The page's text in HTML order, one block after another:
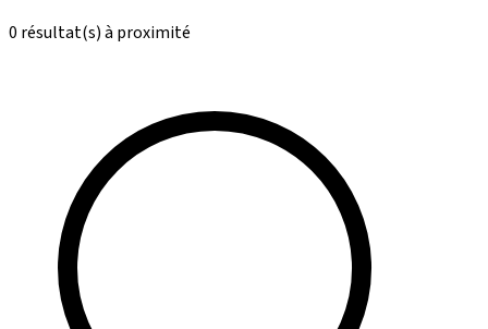
0 résultat(s) à proximité